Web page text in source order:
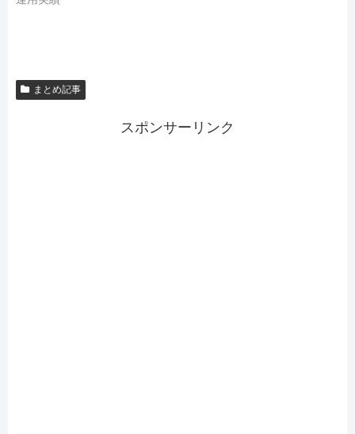
まとめ記事
スポンサーリンク